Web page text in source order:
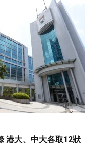
港大、中大各取12狀